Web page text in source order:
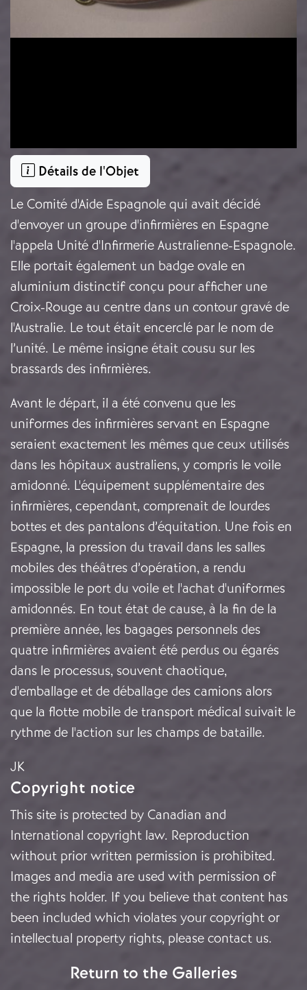
Détails de l'Objet
Le Comité d'Aide Espagnole qui avait décidé
d'envoyer un groupe d'infirmières en Espagne
l'appela Unité d'Infirmerie Australienne-Espagnole.
Elle portait également un badge ovale en
aluminium distinctif conçu pour afficher une
Croix-Rouge au centre dans un contour gravé de
l'Australie. Le tout était encerclé par le nom de
l’unité. Le même insigne était cousu sur les
brassards des infirmières.
Avant le départ, il a été convenu que les
uniformes des infirmières servant en Espagne
seraient exactement les mêmes que ceux utilisés
dans les hôpitaux australiens, y compris le voile
amidonné. L'équipement supplémentaire des
infirmières, cependant, comprenait de lourdes
bottes et des pantalons d’équitation. Une fois en
Espagne, la pression du travail dans les salles
mobiles des théâtres d’opération, a rendu
impossible le port du voile et l'achat d'uniformes
amidonnés. En tout état de cause, à la fin de la
première année, les bagages personnels des
quatre infirmières avaient été perdus ou égarés
dans le processus, souvent chaotique,
d'emballage et de déballage des camions alors
que la flotte mobile de transport médical suivait le
rythme de l'action sur les champs de bataille.
JK
Copyright notice
This site is protected by Canadian and
International copyright law. Reproduction
without prior written permission is prohibited.
Images and media are used with permission of
the rights holder. If you believe that content has
been included which violates your copyright or
intellectual property rights, please contact us.
Return to the Galleries